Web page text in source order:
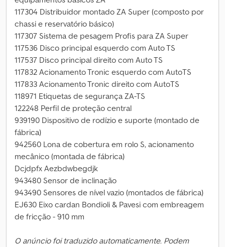
117304 Distribuidor montado ZA Super (composto por
chassi e reservatório básico)
117307 Sistema de pesagem Profis para ZA Super
117536 Disco principal esquerdo com Auto TS
117537 Disco principal direito com Auto TS
117832 Acionamento Tronic esquerdo com AutoTS
117833 Acionamento Tronic direito com AutoTS
118971 Etiquetas de segurança ZA-TS
122248 Perfil de proteção central
939190 Dispositivo de rodízio e suporte (montado de
fábrica)
942560 Lona de cobertura em rolo S, acionamento
mecânico (montada de fábrica)
Dcjdpfx Aezbdwbegdjk
943480 Sensor de inclinação
943490 Sensores de nível vazio (montados de fábrica)
EJ630 Eixo cardan Bondioli & Pavesi com embreagem
de fricção - 910 mm
O anúncio foi traduzido automaticamente. Podem